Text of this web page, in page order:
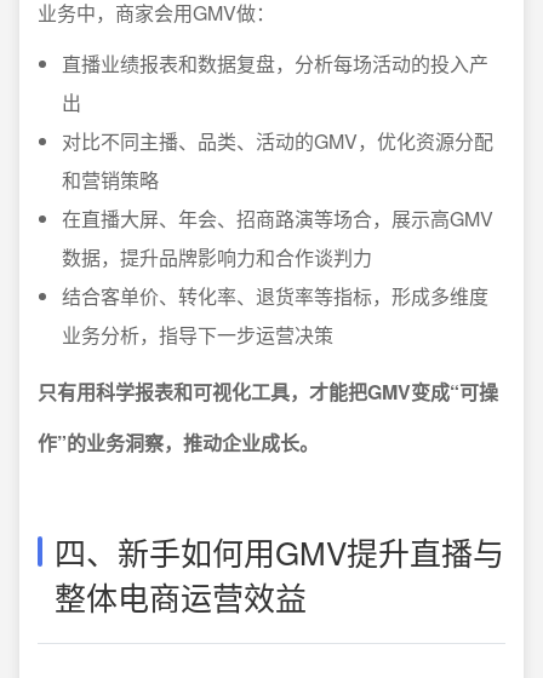
业务中，商家会用GMV做：
直播业绩报表和数据复盘，分析每场活动的投入产
出
对比不同主播、品类、活动的GMV，优化资源分配
和营销策略
在直播大屏、年会、招商路演等场合，展示高GMV
数据，提升品牌影响力和合作谈判力
结合客单价、转化率、退货率等指标，形成多维度
业务分析，指导下一步运营决策
只有用科学报表和可视化工具，才能把GMV变成“可操
作”的业务洞察，推动企业成长。
四、新手如何用GMV提升直播与
整体电商运营效益